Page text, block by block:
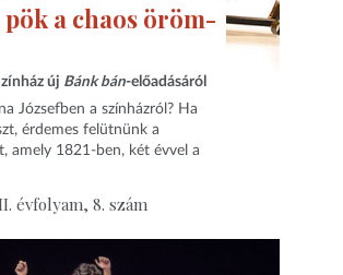
pök a chaos öröm-
új Bánk bán-előadásáról
Józsefben a színházról? Ha
érdemes felütnünk a
amely 1821-ben, két évvel a
évfolyam, 8. szám